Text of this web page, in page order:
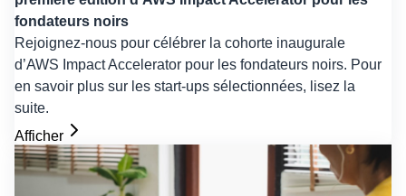
fondateurs noirs
Rejoignez-nous pour célébrer la cohorte inaugurale
d’AWS Impact Accelerator pour les fondateurs noirs. Pour
en savoir plus sur les start-ups sélectionnées, lisez la
suite.
Afficher